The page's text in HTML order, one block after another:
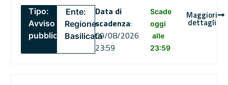
Tipo:
Avviso
pubblico
Ente:
Regione
Basilicata
Data di
scadenza:
09/08/2026
23:59
Scade
oggi
alle
23:59
Maggiori
dettagli